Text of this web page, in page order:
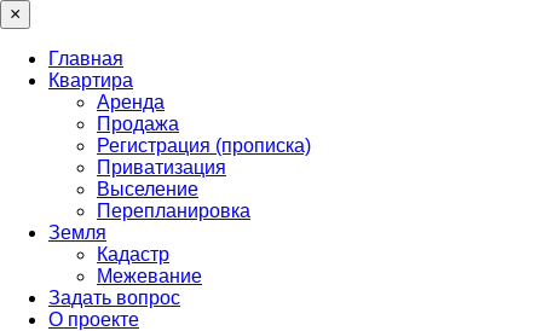
×
Главная
Квартира
Аренда
Продажа
Регистрация (прописка)
Приватизация
Выселение
Перепланировка
Земля
Кадастр
Межевание
Задать вопрос
О проекте